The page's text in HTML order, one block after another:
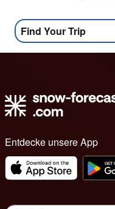
Find Your Trip
Entdecke unsere App